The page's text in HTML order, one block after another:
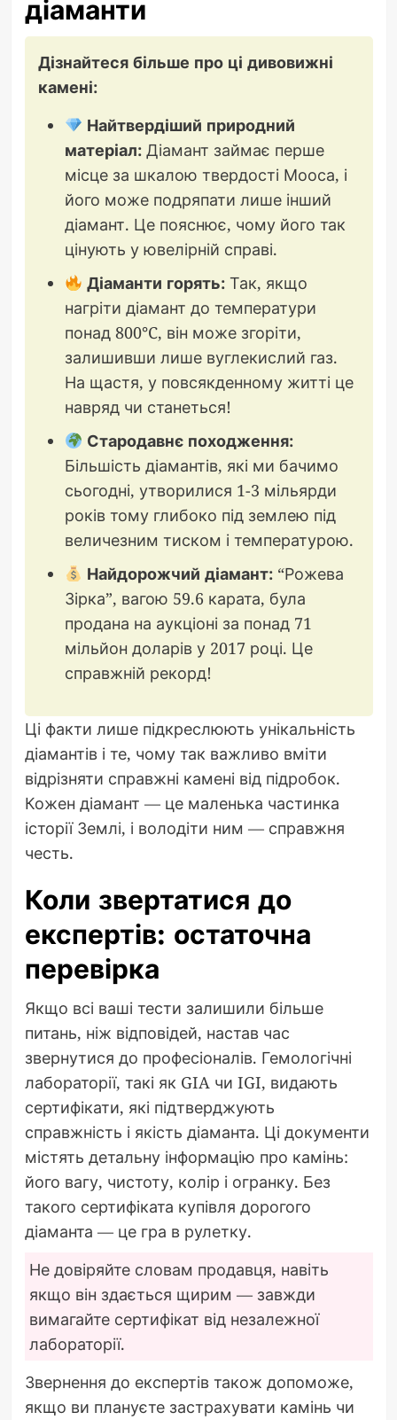
діаманти
Дізнайтеся більше про ці дивовижні
камені:
Найтвердіший природний
матеріал:Діамант займає перше
місце за шкалою твердості Мооса, і
його може подряпати лише інший
діамант. Це пояснює, чому його так
цінують у ювелірній справі.
Діаманти горять: Так, якщо
нагріти діамант до температури
понад 800°C, він може згоріти,
залишивши лише вуглекислий газ.
На щастя, у повсякденному житті це
навряд чи станеться!
Стародавнє походження:
Більшість діамантів, які ми бачимо
сьогодні, утворилися 1-3 мільярди
років тому глибоко під землею під
величезним тиском і температурою.
Найдорожчий діамант: “Рожева
Зірка”, вагою 59.6 карата, була
продана на аукціоні за понад 71
мільйон доларів у 2017 році. Це
справжній рекорд!
Ці факти лише підкреслюють унікальність
діамантів і те, чому так важливо вміти
відрізняти справжні камені від підробок.
Кожен діамант — це маленька частинка
історії Землі, і володіти ним — справжня
честь.
Коли звертатися до
експертів: остаточна
перевірка
Якщо всі ваші тести залишили більше
питань, ніж відповідей, настав час
звернутися до професіоналів. Гемологічні
лабораторії, такі як GIA чи IGI, видають
сертифікати, які підтверджують
справжність і якість діаманта. Ці документи
містять детальну інформацію про камінь:
його вагу, чистоту, колір і огранку. Без
такого сертифіката купівля дорогого
діаманта — це гра в рулетку.
Не довіряйте словам продавця, навіть
якщо він здається щирим — завжди
вимагайте сертифікат від незалежної
лабораторії.
Звернення до експертів також допоможе,
якщо ви плануєте застрахувати камінь чи